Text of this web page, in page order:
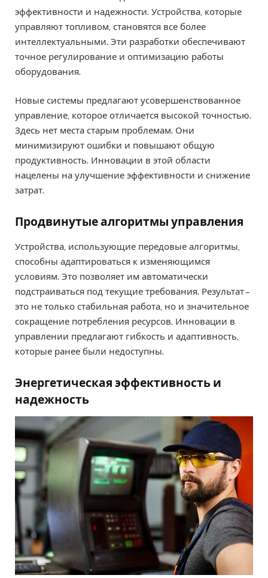
эффективности и надежности. Устройства, которые
управляют топливом, становятся все более
интеллектуальными. Эти разработки обеспечивают
точное регулирование и оптимизацию работы
оборудования.
Новые системы предлагают усовершенствованное
управление, которое отличается высокой точностью.
Здесь нет места старым проблемам. Они
минимизируют ошибки и повышают общую
продуктивность. Инновации в этой области
нацелены на улучшение эффективности и снижение
затрат.
Продвинутые алгоритмы управления
Устройства, использующие передовые алгоритмы,
способны адаптироваться к изменяющимся
условиям. Это позволяет им автоматически
подстраиваться под текущие требования. Результат –
это не только стабильная работа, но и значительное
сокращение потребления ресурсов. Инновации в
управлении предлагают гибкость и адаптивность,
которые ранее были недоступны.
Энергетическая эффективность и
надежность